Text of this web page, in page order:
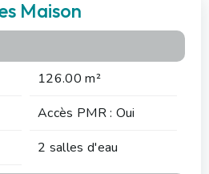
Maison
126.00 m²
Accès PMR : Oui
2 salles d'eau